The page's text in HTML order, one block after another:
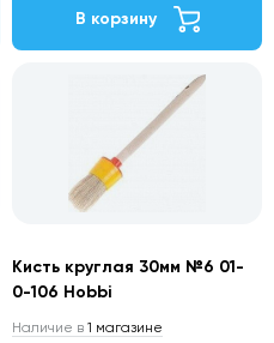
В корзину
Кисть круглая 30мм №6 01-
0-106 Hobbi
Наличие в 1 магазине